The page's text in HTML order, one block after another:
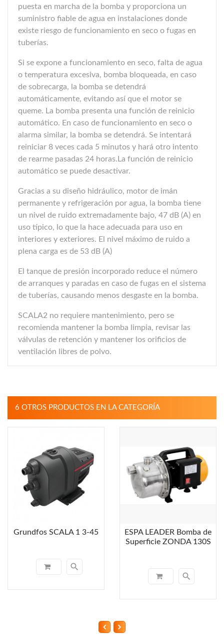
puesta en marcha de la bomba y proporciona un
suministro fiable de agua en instalaciones donde
existe riesgo de funcionamiento en seco o fugas en
tuberías.
Si se expone a funcionamiento en seco, falta de agua
o temperatura excesiva, bomba bloqueada, en caso
de sobrecarga, la bomba se detendrá
automáticamente, evitando así que el motor se
queme. La bomba presenta una función de reinicio
automático. En caso de funcionamiento en seco o
alarma similar, la bomba se detendrá. Se intentará
reiniciar 8 veces cada 5 minutos y hará otro intento
de rearme pasadas 24 horas.La función de reinicio
automático se puede desactivar.
Gracias a su diseño hidráulico, motor de imán
permanente y refrigeración por agua, la bomba tiene
un nivel de ruido extremadamente bajo, 47 dB (A) en
uso típico, lo que la hace adecuada para uso en
interiores y exteriores. El nivel máximo de ruido a
plena carga es de 53 dB (A)
El tanque de presión incorporado reduce el número
de arranques y paradas en caso de fugas en el sistema
de tuberías, causando menos desgaste en la bomba.
SCALA2 no requiere mantenimiento, pero se
recomienda mantener la bomba limpia, revisar las
válvulas de retención y mantener los orificios de
ventilación libres de polvo.
6 OTROS PRODUCTOS EN LA CATEGORÍA
Grundfos SCALA 1 3-45
search
ESPA LEADER Bomba de
Superficie ZONDA 130S
search